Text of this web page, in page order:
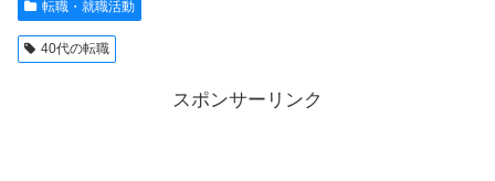
転職・就職活動
40代の転職
スポンサーリンク